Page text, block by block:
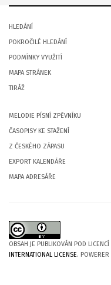
HLEDÁNÍ
POKROČILÉ HLEDÁNÍ
PODMÍNKY VYUŽITÍ
MAPA STRÁNEK
TIRÁŽ
MELODIE PÍSNÍ ZPĚVNÍKU
ČASOPISY KE STAŽENÍ
Z ČESKÉHO ZÁPASU
EXPORT KALENDÁŘE
MAPA ADRESÁŘE
OBSAH JE PUBLIKOVÁN POD LICENCÍ
INTERNATIONAL LICENSE. POWERER